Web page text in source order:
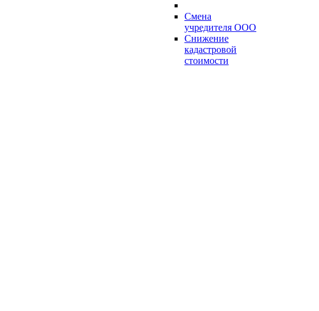
Смена
учредителя ООО
Снижение
кадастровой
стоимости